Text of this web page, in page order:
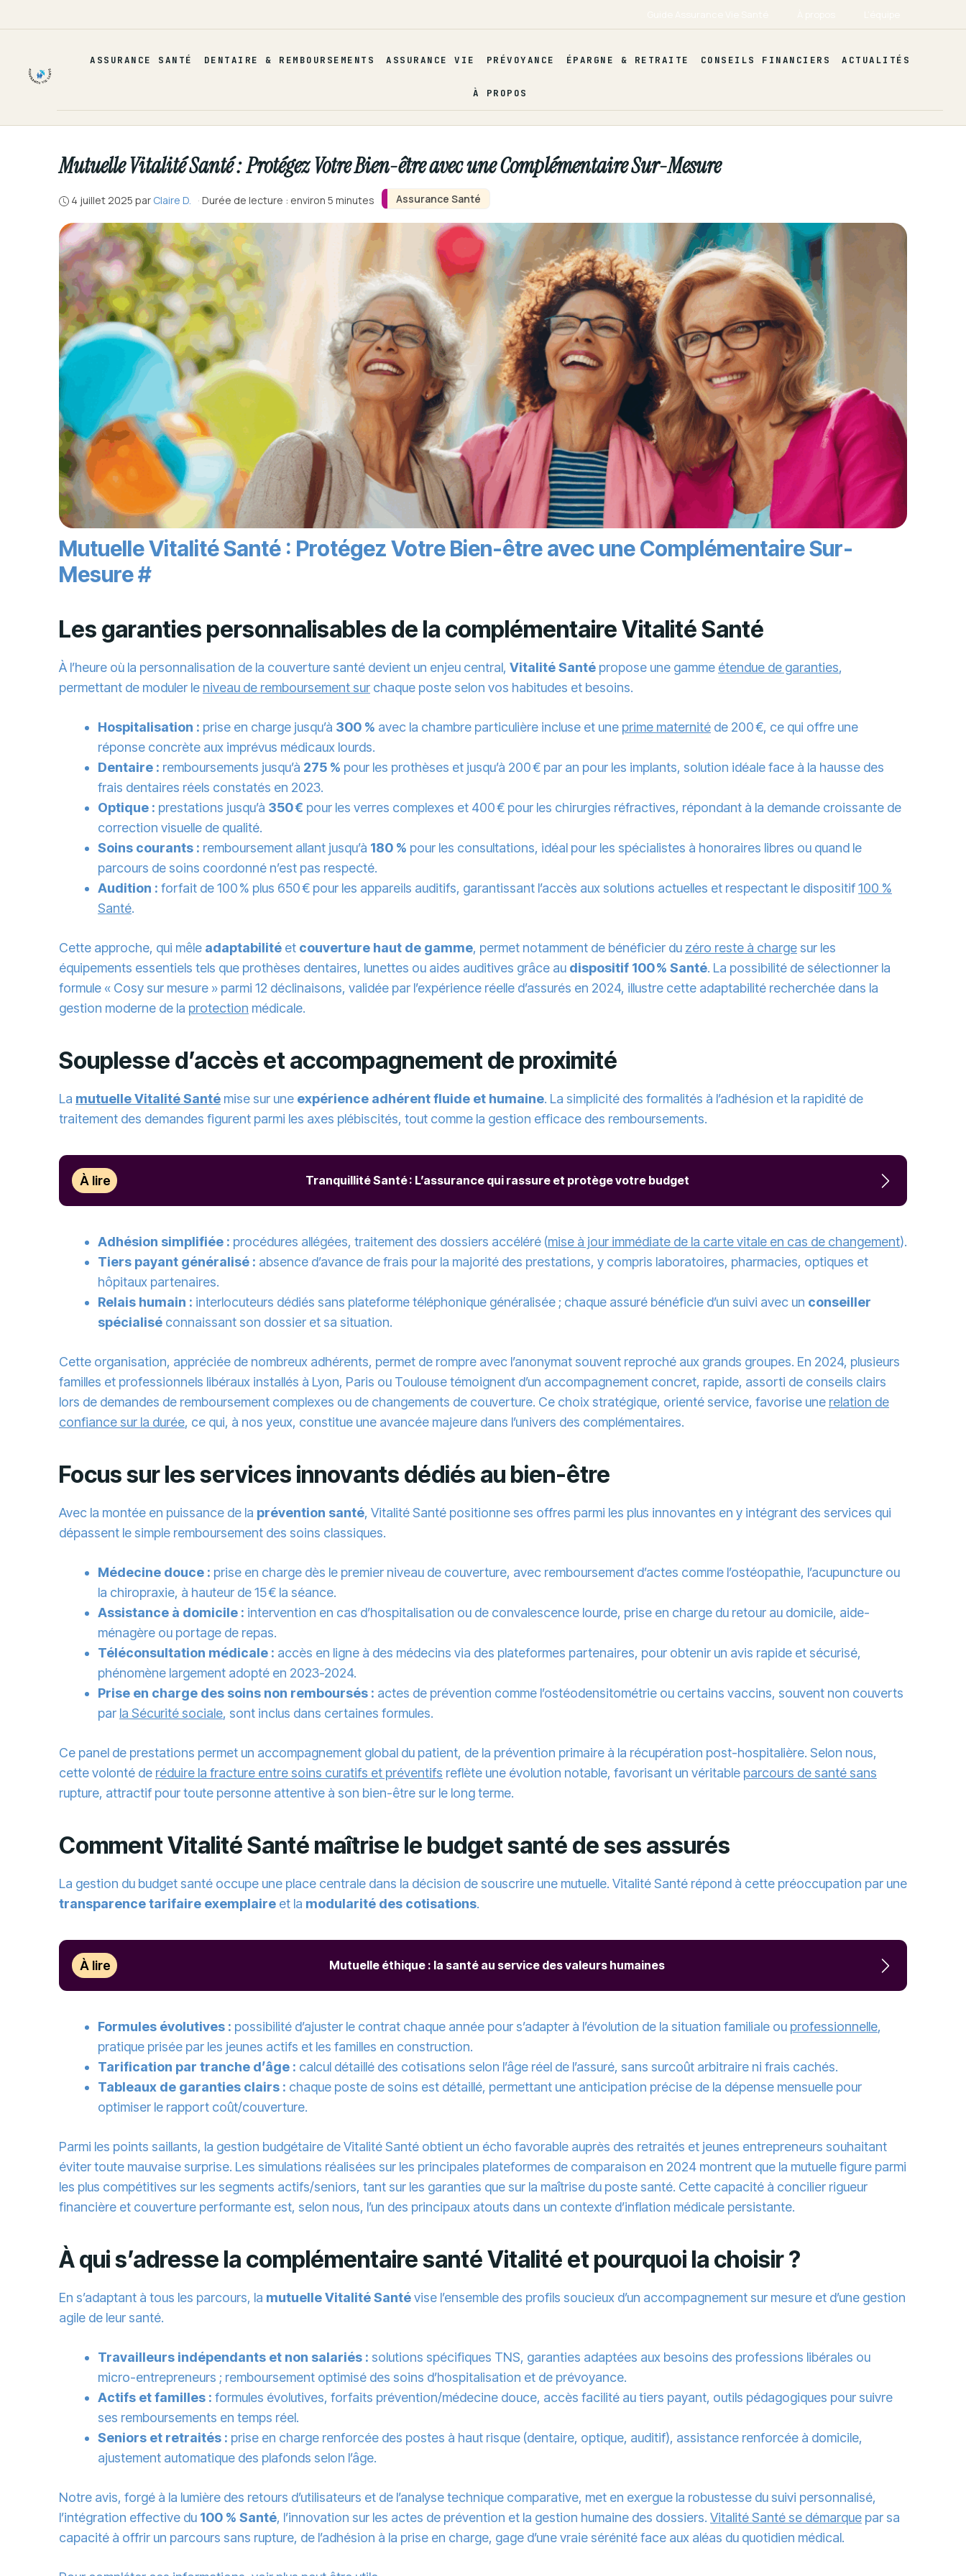
au
ASSURANCE SANTÉ DENTAIRE & REMBOURSEMENTS ASSURANCE VIE PRÉVOYANCE ÉPARGNE & RETRAITE CONSEILS FINANCIERS ACTUALITÉS
À PROPOS
Assurance Santé
Mutuelle Vitalité Santé : Protégez Votre Bien-être avec une Complémentaire Sur-Mesure
4 juillet 2025 par Claire D. · Durée de lecture : environ 5 minutes
Mutuelle Vitalité Santé : Protégez Votre Bien-être avec une Complémentaire Sur-
Mesure#
Les garanties personnalisables de la complémentaire Vitalité Santé
À l’heure où la personnalisation de la couverture santé devient un enjeu central, Vitalité Santé propose une gamme étendue de garanties,
permettant de moduler le niveau de remboursement sur chaque poste selon vos habitudes et besoins.
Hospitalisation : prise en charge jusqu’à 300 % avec la chambre particulière incluse et une prime maternité de 200 €, ce qui offre une
réponse concrète aux imprévus médicaux lourds.
Dentaire : remboursements jusqu’à 275 % pour les prothèses et jusqu’à 200 € par an pour les implants, solution idéale face à la hausse des
frais dentaires réels constatés en 2023.
Optique : prestations jusqu’à 350 € pour les verres complexes et 400 € pour les chirurgies réfractives, répondant à la demande croissante de
correction visuelle de qualité.
Soins courants : remboursement allant jusqu’à 180 % pour les consultations, idéal pour les spécialistes à honoraires libres ou quand le
parcours de soins coordonné n’est pas respecté.
Audition : forfait de 100 % plus 650 € pour les appareils auditifs, garantissant l’accès aux solutions actuelles et respectant le dispositif100 %
Santé.
Cette approche, qui mêle adaptabilité et couverture haut de gamme, permet notamment de bénéficier du zéro reste à charge sur les
équipements essentiels tels que prothèses dentaires, lunettes ou aides auditives grâce au dispositif 100 % Santé. La possibilité de sélectionner la
formule « Cosy sur mesure » parmi 12 déclinaisons, validée par l’expérience réelle d’assurés en 2024, illustre cette adaptabilité recherchée dans la
gestion moderne de la protection médicale.
Souplesse d’accès et accompagnement de proximité
La mutuelle Vitalité Santé mise sur une expérience adhérent fluide et humaine. La simplicité des formalités à l’adhésion et la rapidité de
traitement des demandes figurent parmi les axes plébiscités, tout comme la gestion efficace des remboursements.
À lire Tranquillité Santé : L’assurance qui rassure et protège votre budget
Adhésion simplifiée : procédures allégées, traitement des dossiers accéléré (mise à jour immédiate de la carte vitale en cas de changement).
Tiers payant généralisé : absence d’avance de frais pour la majorité des prestations, y compris laboratoires, pharmacies, optiques et
hôpitaux partenaires.
Relais humain : interlocuteurs dédiés sans plateforme téléphonique généralisée ; chaque assuré bénéficie d’un suivi avec un conseiller
spécialisé connaissant son dossier et sa situation.
Cette organisation, appréciée de nombreux adhérents, permet de rompre avec l’anonymat souvent reproché aux grands groupes. En 2024, plusieurs
familles et professionnels libéraux installés à Lyon, Paris ou Toulouse témoignent d’un accompagnement concret, rapide, assorti de conseils clairs
lors de demandes de remboursement complexes ou de changements de couverture. Ce choix stratégique, orienté service, favorise une relation de
confiance sur la durée, ce qui, à nos yeux, constitue une avancée majeure dans l’univers des complémentaires.
Focus sur les services innovants dédiés au bien-être
Avec la montée en puissance de la prévention santé, Vitalité Santé positionne ses offres parmi les plus innovantes en y intégrant des services qui
dépassent le simple remboursement des soins classiques.
Médecine douce : prise en charge dès le premier niveau de couverture, avec remboursement d’actes comme l’ostéopathie, l’acupuncture ou
la chiropraxie, à hauteur de 15 € la séance.
Assistance à domicile : intervention en cas d’hospitalisation ou de convalescence lourde, prise en charge du retour au domicile, aide-
ménagère ou portage de repas.
Téléconsultation médicale : accès en ligne à des médecins via des plateformes partenaires, pour obtenir un avis rapide et sécurisé,
phénomène largement adopté en 2023-2024.
Prise en charge des soins non remboursés : actes de prévention comme l’ostéodensitométrie ou certains vaccins, souvent non couverts
par la Sécurité sociale, sont inclus dans certaines formules.
Ce panel de prestations permet un accompagnement global du patient, de la prévention primaire à la récupération post-hospitalière. Selon nous,
cette volonté de réduire la fracture entre soins curatifs et préventifs reflète une évolution notable, favorisant un véritable parcours de santé sans
rupture, attractif pour toute personne attentive à son bien-être sur le long terme.
Comment Vitalité Santé maîtrise le budget santé de ses assurés
La gestion du budget santé occupe une place centrale dans la décision de souscrire une mutuelle. Vitalité Santé répond à cette préoccupation par une
transparence tarifaire exemplaire et la modularité des cotisations.
À lire Mutuelle éthique : la santé au service des valeurs humaines
Formules évolutives : possibilité d’ajuster le contrat chaque année pour s’adapter à l’évolution de la situation familiale ou professionnelle,
pratique prisée par les jeunes actifs et les familles en construction.
Tarification par tranche d’âge : calcul détaillé des cotisations selon l’âge réel de l’assuré, sans surcoût arbitraire ni frais cachés.
Tableaux de garanties clairs : chaque poste de soins est détaillé, permettant une anticipation précise de la dépense mensuelle pour
optimiser le rapport coût/couverture.
Parmi les points saillants, la gestion budgétaire de Vitalité Santé obtient un écho favorable auprès des retraités et jeunes entrepreneurs souhaitant
éviter toute mauvaise surprise. Les simulations réalisées sur les principales plateformes de comparaison en 2024 montrent que la mutuelle figure parmi
les plus compétitives sur les segments actifs/seniors, tant sur les garanties que sur la maîtrise du poste santé. Cette capacité à concilier rigueur
financière et couverture performante est, selon nous, l’un des principaux atouts dans un contexte d’inflation médicale persistante.
À qui s’adresse la complémentaire santé Vitalité et pourquoi la choisir ?
En s’adaptant à tous les parcours, la mutuelle Vitalité Santévise l’ensemble des profils soucieux d’un accompagnement sur mesure et d’une gestion
agile de leur santé.
Travailleurs indépendants et non salariés : solutions spécifiques TNS, garanties adaptées aux besoins des professions libérales ou
micro-entrepreneurs ; remboursement optimisé des soins d’hospitalisation et de prévoyance.
Actifs et familles : formules évolutives, forfaits prévention/médecine douce, accès facilité au tiers payant, outils pédagogiques pour suivre
ses remboursements en temps réel.
Seniors et retraités : prise en charge renforcée des postes à haut risque (dentaire, optique, auditif), assistance renforcée à domicile,
ajustement automatique des plafonds selon l’âge.
Notre avis, forgé à la lumière des retours d’utilisateurs et de l’analyse technique comparative, met en exergue la robustesse du suivi personnalisé,
l’intégration effective du 100 % Santé, l’innovation sur les actes de prévention et la gestion humaine des dossiers. Vitalité Santé se démarque par sa
capacité à offrir un parcours sans rupture, de l’adhésion à la prise en charge, gage d’une vraie sérénité face aux aléas du quotidien médical.